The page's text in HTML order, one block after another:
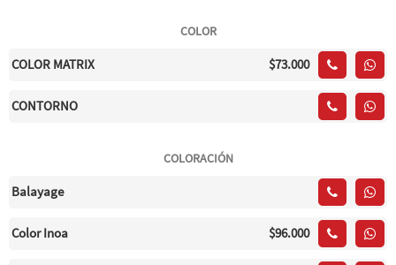
COLOR
COLOR MATRIX $73.000
CONTORNO
COLORACIÓN
Balayage
Color Inoa $96.000